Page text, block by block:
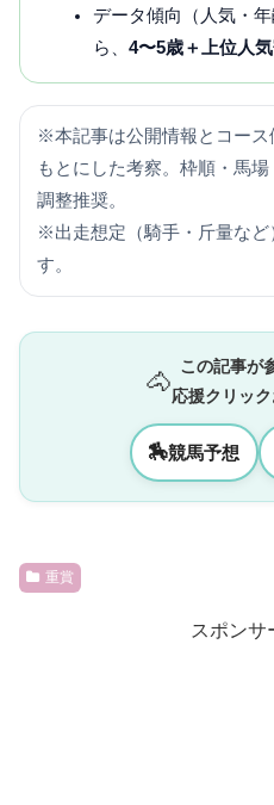
データ傾向（人気・
ら、 4〜5歳＋上位人気
※本記事は公開情報とコース
もとにした考察。枠順・馬
調整推奨。
※出走想定（騎手・斤量など
す。
🐴
この記事が
応援クリッ
🏇競馬予想
重賞
スポンサ